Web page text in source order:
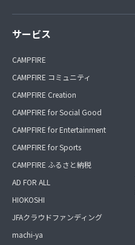
サービス
CAMPFIRE
CAMPFIRE コミュニティ
CAMPFIRE Creation
CAMPFIRE for Social Good
CAMPFIRE for Entertainment
CAMPFIRE for Sports
CAMPFIRE ふるさと納税
AD FOR ALL
HIOKOSHI
JFAクラウドファンディング
machi-ya